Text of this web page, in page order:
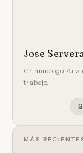
Jose Servera
Criminólogo.
trabajo.
MÁS